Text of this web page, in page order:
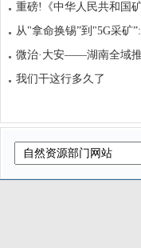
重磅!《中华人民共和国
从"拿命换锡”到"5G采矿
微治·大安——湖南全域
我们干这行多久了